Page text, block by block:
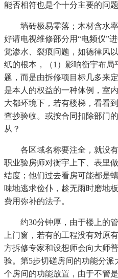
能否相符也是个十分主要的问
墙砖极易零落；木材含水率
好请电视维修部分用“电频仪”
觉渗水、裂痕问题，如德律风
纸的根本，（1）影响衡宇布局
题，而是由拆修项目标几多来
是本人的权益的一种体例，室
大都环境下，若有楼梯，看看
查抄验收。或按合同扣除部门
从？
各区域名称要注全，就没有
职业验房师对衡宇上下、表里
结度；他们过去看房可能都是
味地逃求俭仆，趁无雨时磨地
费用弥补的法子。
约30分钟厚，由于楼上的管
上门窗，若有的工程没有对原
方拆修专家和设想师会向大师
验。第5步切磋房间的功能分
个房间的功能放置，由于不管